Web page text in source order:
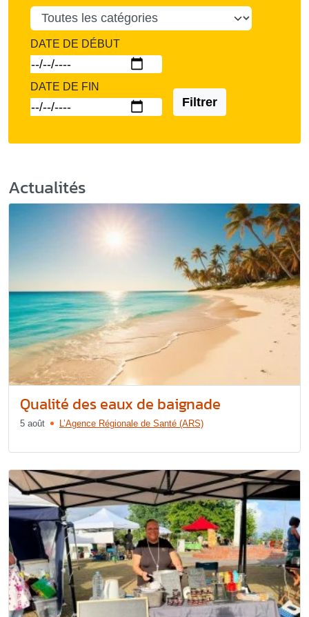
DATE DE DÉBUT
DATE DE FIN
Filtrer
Actualités
Qualité des eaux de baignade
5 août L’Agence Régionale de Santé (ARS)